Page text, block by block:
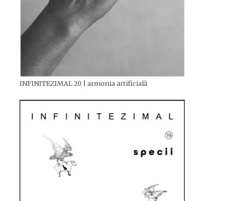
INFINITEZIMAL 20 | armonia artificială